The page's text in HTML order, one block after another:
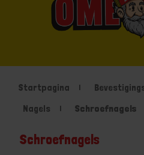
Startpagina
Nagels
Schroefnagels
Schroefnagels